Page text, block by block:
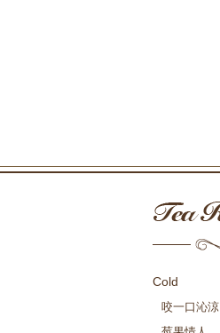
Cold
咬一口沁涼